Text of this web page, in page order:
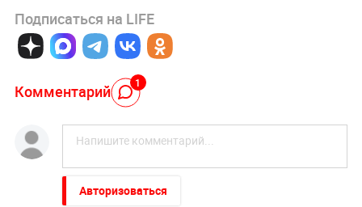
Подписаться на LIFE
Комментарий 1
Авторизоваться